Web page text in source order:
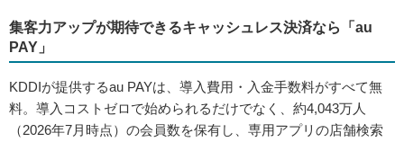
集客力アップが期待できるキャッシュレス決済なら「au
PAY」
KDDIが提供するau PAYは、導入費用・入金手数料がすべて無
料。導入コストゼロで始められるだけでなく、約4,043万人
（2026年7月時点）の会員数を保有し、専用アプリの店舗検索